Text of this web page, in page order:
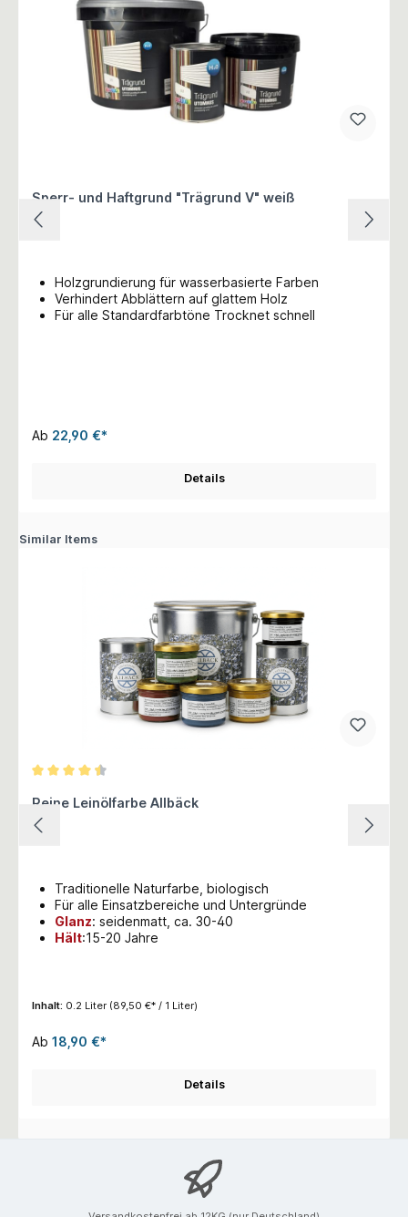
Sperr- und Haftgrund "Trägrund V" weiß
Holzgrundierung für wasserbasierte Farben
Verhindert Abblättern auf glattem Holz
Für alle Standardfarbtöne Trocknet schnell
Ab 22,90 €*
Details
Similar Items
Reine Leinölfarbe Allbäck
Traditionelle Naturfarbe, biologisch
Für alle Einsatzbereiche und Untergründe
Glanz: seidenmatt, ca. 30-40
Hält:15-20 Jahre
Inhalt: 0.2 Liter (89,50 €* / 1 Liter)
Ab 18,90 €*
Details